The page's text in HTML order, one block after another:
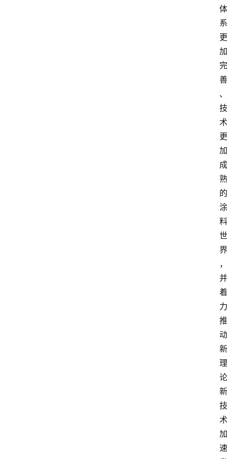
体
系
更
加
完
善
、
技
术
更
加
成
熟
的
涂
料
世
界
，
并
着
力
推
动
新
理
论
新
技
术
加
速